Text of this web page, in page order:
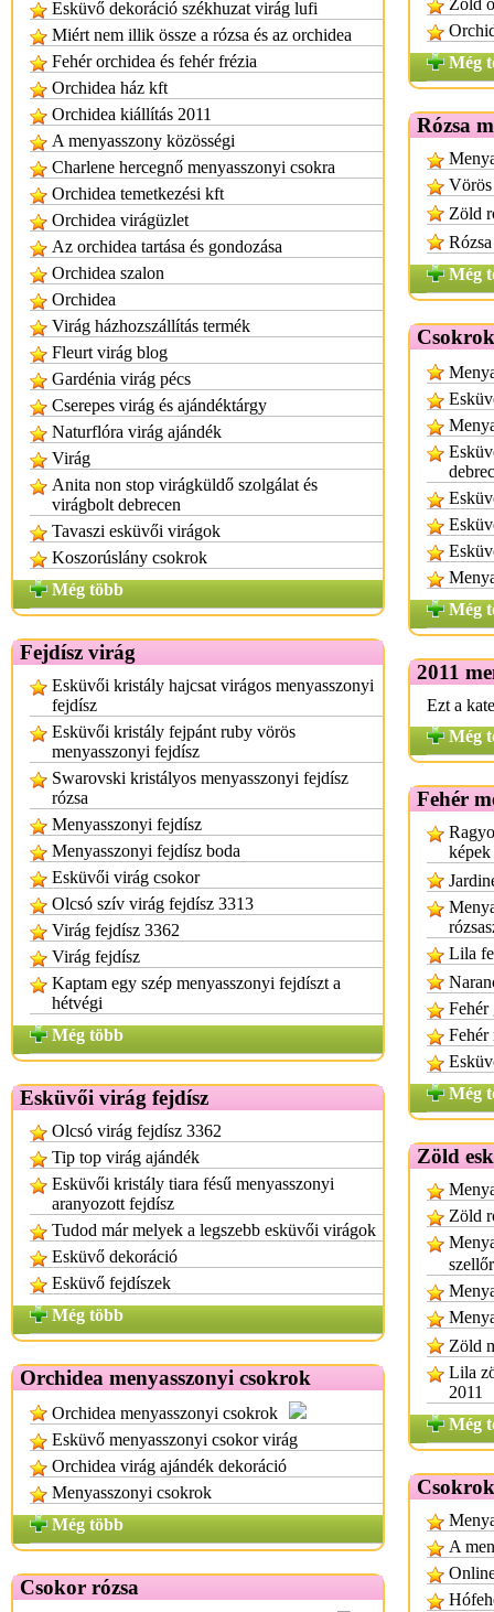
Esküvő dekoráció székhuzat virág lufi
Miért nem illik össze a rózsa és az orchidea
Fehér orchidea és fehér frézia
Orchidea ház kft
Orchidea kiállítás 2011
A menyasszony közösségi
Charlene hercegnő menyasszonyi csokra
Orchidea temetkezési kft
Orchidea virágüzlet
Az orchidea tartása és gondozása
Orchidea szalon
Orchidea
Virág házhozszállítás termék
Fleurt virág blog
Gardénia virág pécs
Cserepes virág és ajándéktárgy
Naturflóra virág ajándék
Virág
Anita non stop virágküldő szolgálat és
virágbolt debrecen
Tavaszi esküvői virágok
Koszorúslány csokrok
Még több
Fejdísz virág
Esküvői kristály hajcsat virágos menyasszonyi
fejdísz
Esküvői kristály fejpánt ruby vörös
menyasszonyi fejdísz
Swarovski kristályos menyasszonyi fejdísz
rózsa
Menyasszonyi fejdísz
Menyasszonyi fejdísz boda
Esküvői virág csokor
Olcsó szív virág fejdísz 3313
Virág fejdísz 3362
Virág fejdísz
Kaptam egy szép menyasszonyi fejdíszt a
hétvégi
Még több
Esküvői virág fejdísz
Olcsó virág fejdísz 3362
Tip top virág ajándék
Esküvői kristály tiara fésű menyasszonyi
aranyozott fejdísz
Tudod már melyek a legszebb esküvői virágok
Esküvő dekoráció
Esküvő fejdíszek
Még több
Orchidea menyasszonyi csokrok
Orchidea menyasszonyi csokrok
Esküvő menyasszonyi csokor virág
Orchidea virág ajándék dekoráció
Menyasszonyi csokrok
Még több
Csokor rózsa
Zöld
Még
Rózsa
Vörös
Zöld
Még
Még
2011
Ezt a
Még
Fehér
képek
Lila
Fehér
Fehér
Még
Zöld
Zöld
Zöld
Lila
2011
Még
A